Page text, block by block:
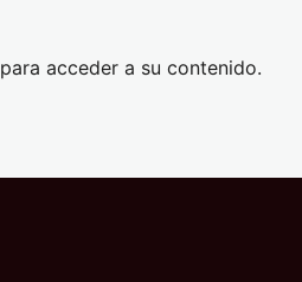
acceder a su contenido.